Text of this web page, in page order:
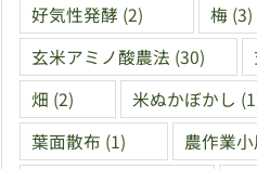
好気性発酵 (2) 梅 (3)
玄米アミノ酸農法 (30)
畑 (2) 米ぬかぼかし
葉面散布 (1) 農作業